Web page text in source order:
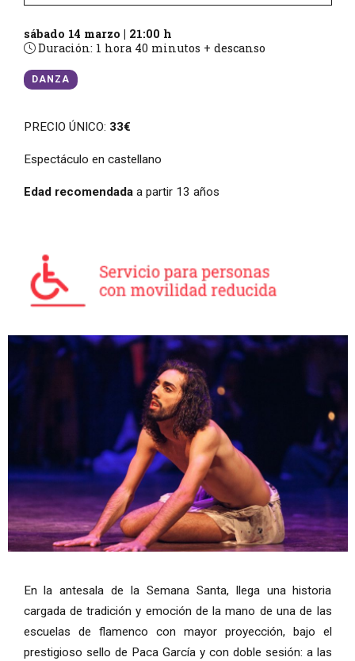
sábado 14 marzo | 21:00 h
Duración:1 hora 40 minutos + descanso
DANZA
PRECIO ÚNICO: 33€
Espectáculo en castellano
Edad recomendadaa partir 13 años
En la antesala de la Semana Santa, llega una historia
cargada de tradición y emoción de la mano de una de las
escuelas de flamenco con mayor proyección, bajo el
prestigioso sello de Paca García y con doble sesión: a las